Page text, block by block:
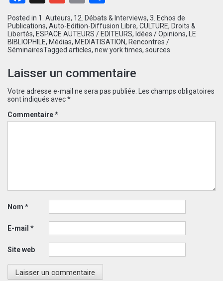
Posted in 1. Auteurs, 12. Débats & Interviews, 3. Echos de
Publications, Auto-Edition-Diffusion Libre, CULTURE, Droits &
Libertés, ESPACE AUTEURS / EDITEURS, Idées / Opinions,
LE
BIBLIOPHILE, Médias, MEDIATISATION, Rencontres /
SéminairesTagged articles, new york times, sources
Laisser un commentaire
Votre adresse e-mail ne sera pas publiée.
Les champs obligatoires
sont indiqués avec*
Commentaire*
Nom *
E-mail *
Site web